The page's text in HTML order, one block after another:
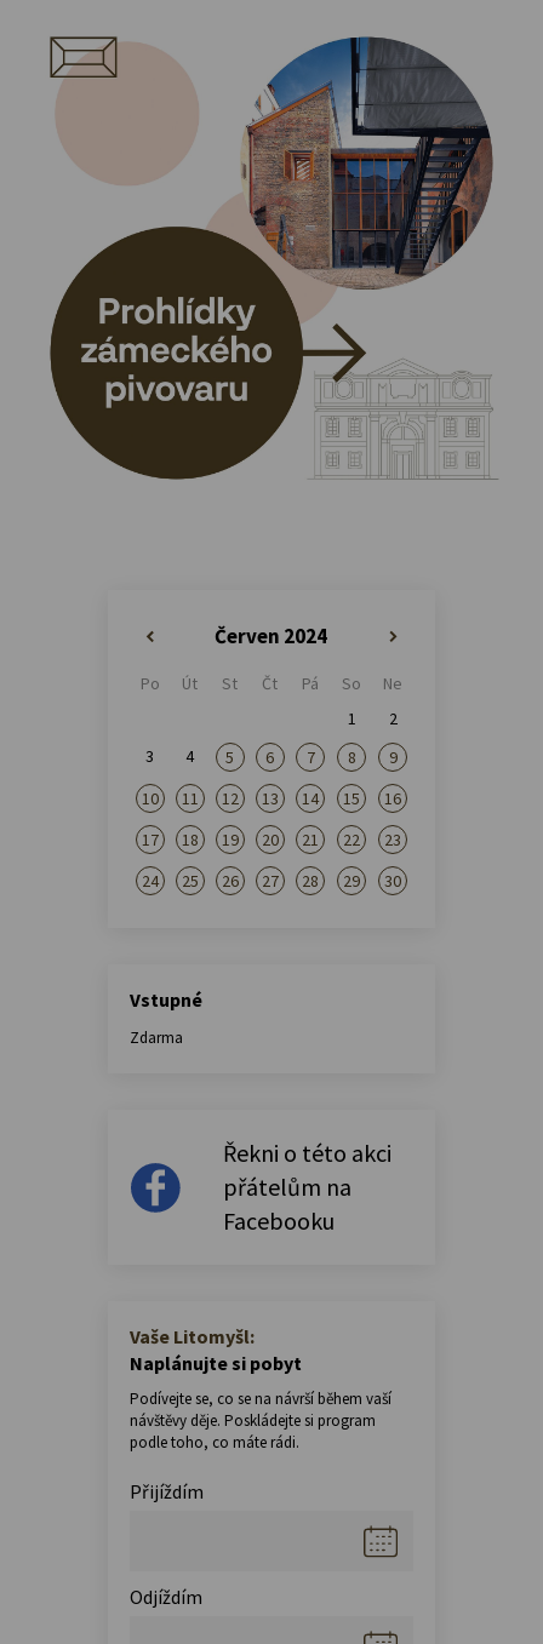
Červen 2024
Po Út St Čt Pá So
Ne
1
2
3
4 5 6 7 8
9
10
11 12 13 14 15
16
17
18 19 20 21 22
23
24
25 26 27 28 29 30
Vstupné
Zdarma
Řekni o této akci
přátelům na
Facebooku
Vaše Litomyšl:
Naplánujte si pobyt
Podívejte se, co se na návrší během vaší
návštěvy děje. Poskládejte si program
podle toho, co máte rádi.
Přijíždím
Odjíždím